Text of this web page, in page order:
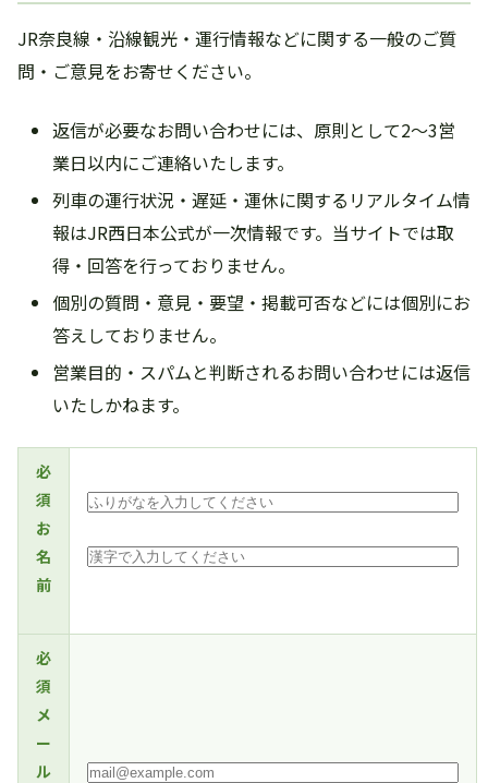
JR奈良線・沿線観光・運行情報などに関する一般のご質
問・ご意見をお寄せください。
返信が必要なお問い合わせには、原則として2〜3営
業日以内にご連絡いたします。
列車の運行状況・遅延・運休に関するリアルタイム情
報はJR西日本公式が一次情報です。当サイトでは取
得・回答を行っておりません。
個別の質問・意見・要望・掲載可否などには個別にお
答えしておりません。
営業目的・スパムと判断されるお問い合わせには返信
いたしかねます。
必
須
お
名
前
必
須
メ
ー
ル